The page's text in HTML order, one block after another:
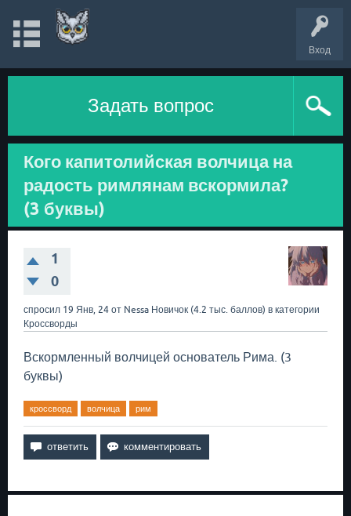
Вход
Задать вопрос
Кого капитолийская волчица на
радость римлянам вскормила?
(3 буквы)
1
0
спросил 19 Янв, 24 от Nessa Новичок (4.2 тыс. баллов) в категории
Кроссворды
Вскормленный волчицей основатель Рима. (3
буквы)
кроссворд волчица рим